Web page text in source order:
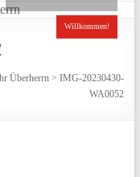
Willkommen!
Überherrn >IMG-20230430-
WA0052